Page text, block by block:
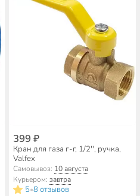
399 ₽
Кран для газа г-г, 1/2'', ручка,
Valfex
Самовывоз: 10 августа
Курьером: завтра
5•8 отзывов